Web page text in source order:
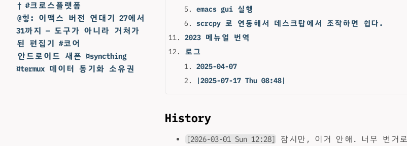
† #크로스플랫폼
@힣: 이맥스 버전 연대기 27에서
31까지 — 도구가 아니라 거처가
된 편집기 #코어
안드로이드 새폰 ¤syncthing
¤termux 데이터 동기화 소유권
emacs gui 실행
scrcpy 로 연동해서 데스크탑에서 조작하면 쉽다.
2023 메뉴얼 번역
로그
2025-04-07
|2025-07-17 Thu 08:48|
History
[2026-03-01 Sun 12:28]
잠시만, 이거 안해. 너무 번거